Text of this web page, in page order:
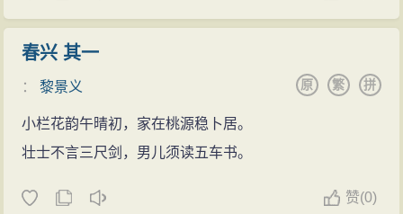
春兴 其一
：黎景义 拼
繁
原
小栏花韵午晴初，家在桃源稳卜居。
壮士不言三尺剑，男儿须读五车书。
赞(0)